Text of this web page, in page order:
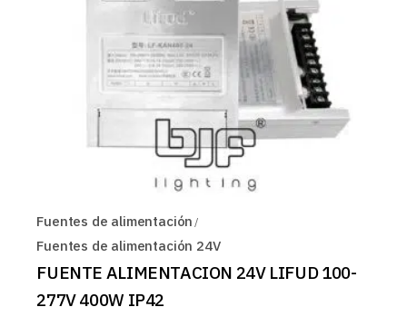
Fuentes de alimentación
Fuentes de alimentación 24V
FUENTE ALIMENTACION 24V LIFUD 100-
277V 400W IP42